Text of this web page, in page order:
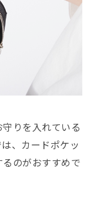
りを入れている
、カードポケッ
のがおすすめで